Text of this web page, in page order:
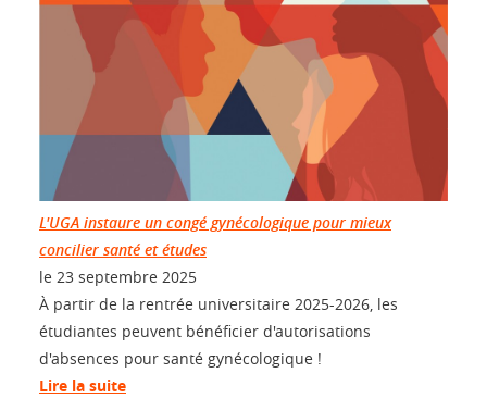
L'UGA instaure un congé gynécologique pour mieux
concilier santé et études
le 23 septembre 2025
À partir de la rentrée universitaire 2025-2026, les
étudiantes peuvent bénéficier d'autorisations
d'absences pour santé gynécologique !
Lire la suite